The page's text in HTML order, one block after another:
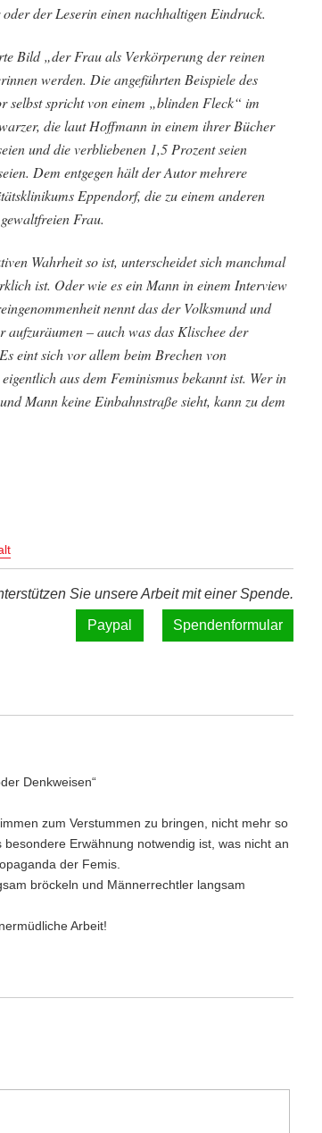
der Leserin einen nachhaltigen Eindruck.
Bild „der Frau als Verkörperung der reinen
werden. Die angeführten Beispiele des
selbst spricht von einem „blinden Fleck“ im
die laut Hoffmann in einem ihrer Bücher
und die verbliebenen 1,5 Prozent seien
Dem entgegen hält der Autor mehrere
Eppendorf, die zu einem anderen
Frau.
Wahrheit so ist, unterscheidet sich manchmal
ist. Oder wie es ein Mann in einem Interview
nennt das der Volksmund und
– auch was das Klischee der
eint sich vor allem beim Brechen von
aus dem Feminismus bekannt ist. Wer in
Mann keine Einbahnstraße sieht, kann zu dem
Sie unsere Arbeit mit einer Spende.
Spendenformular
Denkweisen“
zum Verstummen zu bringen, nicht mehr so
Erwähnung notwendig ist, was nicht an
der Femis.
bröckeln und Männerrechtler langsam
Arbeit!